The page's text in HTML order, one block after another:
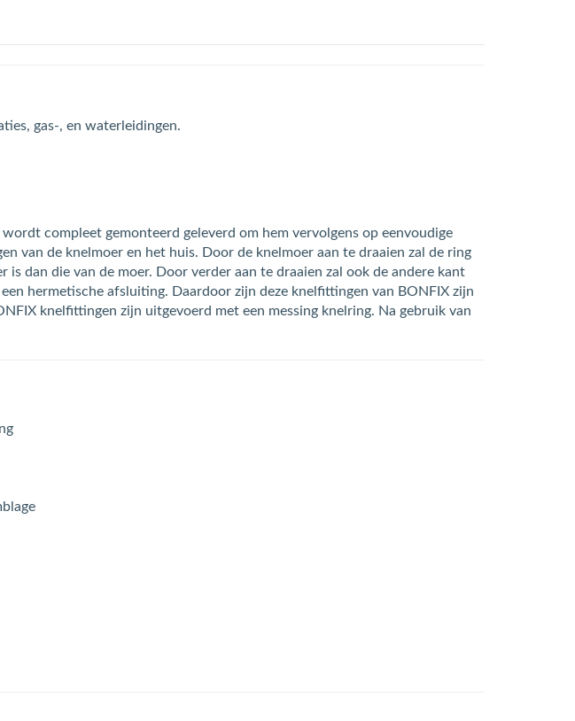
gas-, en waterleidingen.
compleet gemonteerd geleverd om hem vervolgens op eenvoudige
van de knelmoer en het huis. Door de knelmoer aan te draaien zal de ring
dan die van de moer. Door verder aan te draaien zal ook de andere kant
hermetische afsluiting. Daardoor zijn deze knelfittingen van BONFIX zijn
knelfittingen zijn uitgevoerd met een messing knelring. Na gebruik van